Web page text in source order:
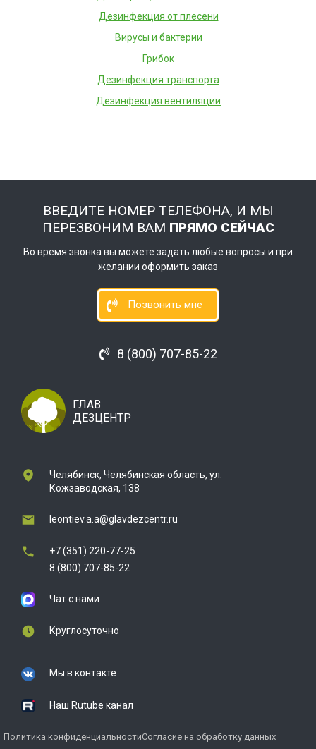
Дезинфекция от плесени
Вирусы и бактерии
Грибок
Дезинфекция транспорта
Дезинфекция вентиляции
ВВЕДИТЕ НОМЕР ТЕЛЕФОНА, И МЫ
ПЕРЕЗВОНИМ ВАМ ПРЯМО СЕЙЧАС
Во время звонка вы можете задать любые вопросы и при
желании оформить заказ
Позвонить мне
8 (800) 707-85-22
ГЛАВ
ДЕЗЦЕНТР
Челябинск, Челябинская область, ул.
Кожзаводская, 138
leontiev.a.a@glavdezcentr.ru
+7 (351) 220-77-25
8 (800) 707-85-22
Чат с нами
Круглосуточно
Мы в контакте
Наш Rutube канал
Политика конфиденциальностиСогласие на обработку данных